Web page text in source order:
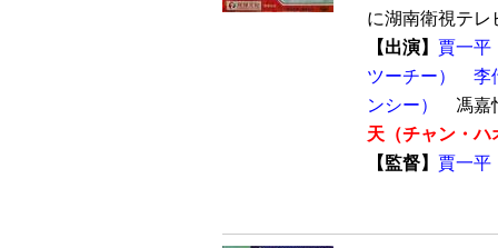
に湖南衛視テレ
【出演】 賈一平
ツーチー）
李
ンシー）
馮
天（チャン・ハ
【監督】 賈一平